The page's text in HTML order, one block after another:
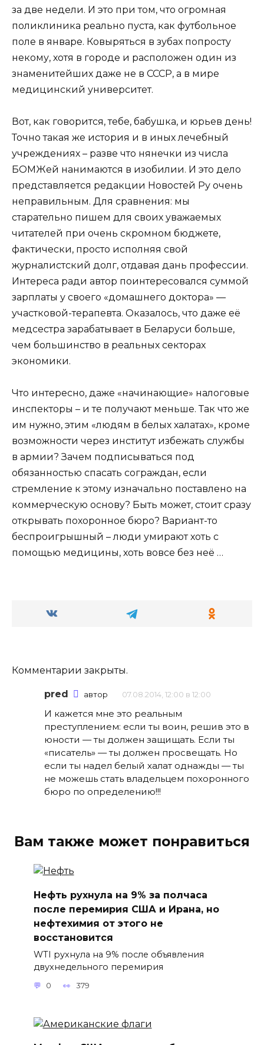
за две недели. И это при том, что огромная
поликлиника реально пуста, как футбольное
поле в январе. Ковыряться в зубах попросту
некому, хотя в городе и расположен один из
знаменитейших даже не в СССР, а в мире
медицинский университет.
Вот, как говорится, тебе, бабушка, и юрьев день!
Точно такая же история и в иных лечебный
учреждениях – разве что нянечки из числа
БОМЖей нанимаются в изобилии. И это дело
представляется редакции Новостей Ру очень
неправильным. Для сравнения: мы
старательно пишем для своих уважаемых
читателей при очень скромном бюджете,
фактически, просто исполняя свой
журналистский долг, отдавая дань профессии.
Интереса ради автор поинтересовался суммой
зарплаты у своего «домашнего доктора» —
участковой-терапевта. Оказалось, что даже её
медсестра зарабатывает в Беларуси больше,
чем большинство в реальных секторах
экономики.
Что интересно, даже «начинающие» налоговые
инспекторы – и те получают меньше. Так что же
им нужно, этим «людям в белых халатах», кроме
возможности через институт избежать службы
в армии? Зачем подписываться под
обязанностью спасать сограждан, если
стремление к этому изначально поставлено на
коммерческую основу? Быть может, стоит сразу
открывать похоронное бюро? Вариант-то
беспроигрышный – люди умирают хоть с
помощью медицины, хоть вовсе без неё …
Комментарии закрыты.
pred автор 07.08.2014, 12:00 в 12:00
И кажется мне это реальным
преступлением: если ты воин, решив это в
юности — ты должен защищать. Если ты
«писатель» — ты должен просвещать. Но
если ты надел белый халат однажды — ты
не можешь стать владельцем похоронного
бюро по определению!!!
Вам также может понравиться
Нефть рухнула на 9% за полчаса
после перемирия США и Ирана, но
нефтехимия от этого не
восстановится
WTI рухнула на 9% после объявления
двухнедельного перемирия
0 379